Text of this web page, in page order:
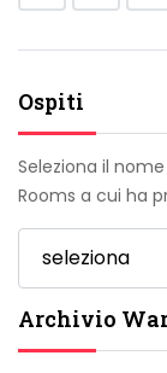
Ospiti
Seleziona il
Rooms a cui ha
Archivio